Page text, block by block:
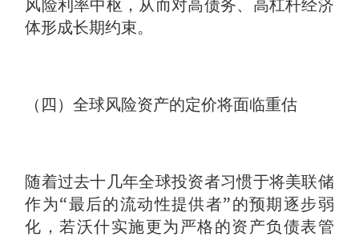
风险利率中枢，从而对高债务、高杠杆经济
体形成长期约束。
（四）全球风险资产的定价将面临重估
随着过去十几年全球投资者习惯于将美联储
作为“最后的流动性提供者”的预期逐步弱
化，若沃什实施更为严格的资产负债表管